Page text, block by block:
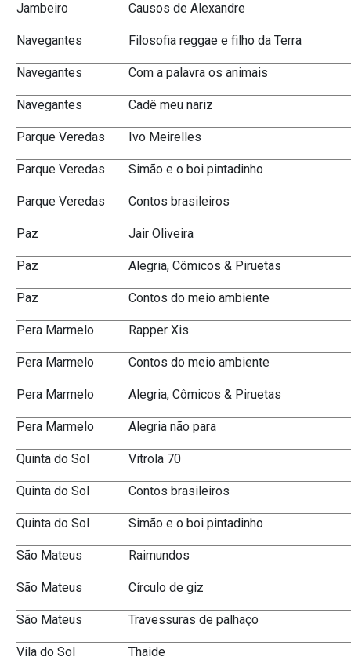
Jambeiro Causos de Alexandre
Navegantes Filosofia reggae e filho da Terra
Navegantes Com a palavra os animais
Navegantes Cadê meu nariz
Parque Veredas Ivo Meirelles
Parque Veredas Simão e o boi pintadinho
Parque Veredas Contos brasileiros
Paz Jair Oliveira
Paz Alegria, Cômicos & Piruetas
Paz Contos do meio ambiente
Pera Marmelo Rapper Xis
Pera Marmelo Contos do meio ambiente
Pera Marmelo Alegria, Cômicos & Piruetas
Pera Marmelo Alegria não para
Quinta do Sol Vitrola 70
Quinta do Sol Contos brasileiros
Quinta do Sol Simão e o boi pintadinho
São Mateus Raimundos
São Mateus Círculo de giz
São Mateus Travessuras de palhaço
Vila do Sol Thaide